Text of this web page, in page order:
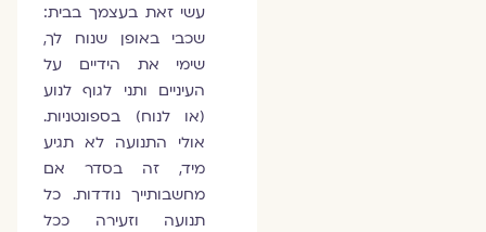
עשי זאת בעצמך בבית:
שכבי באופן שנוח לך,
שימי את הידיים על
העיניים ותני לגוף לנוע
(או לנוח) בספונטניות.
אולי התנועה לא תגיע
מיד, זה בסדר אם
מחשבותייך נודדות. כל
תנועה וזעירה ככל